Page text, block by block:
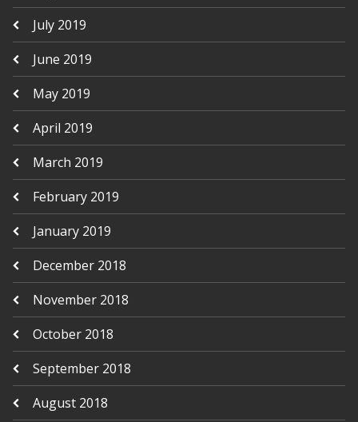
July 2019
June 2019
May 2019
April 2019
March 2019
February 2019
January 2019
December 2018
November 2018
October 2018
September 2018
August 2018